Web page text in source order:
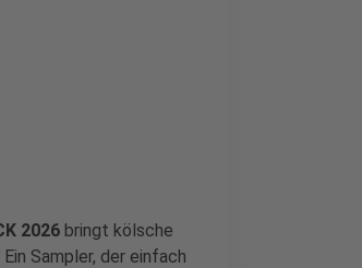
2026 bringt kölsche
Sampler, der einfach